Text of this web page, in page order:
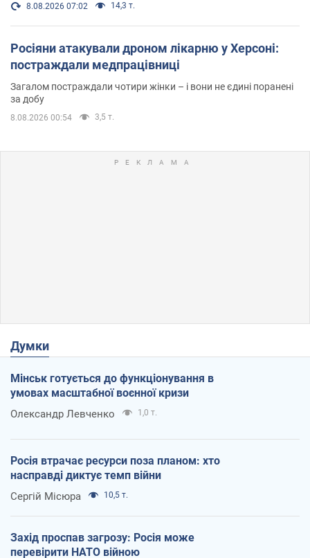
8.08.2026 07:02 14,3 т.
Росіяни атакували дроном лікарню у Херсоні:
постраждали медпрацівниці
Загалом постраждали чотири жінки – і вони не єдині поранені
за добу
8.08.2026 00:54 3,5 т.
Думки
Мінськ готується до функціонування в
умовах масштабної воєнної кризи
Олександр Левченко 1,0 т.
Росія втрачає ресурси поза планом: хто
насправді диктує темп війни
Сергій Місюра 10,5 т.
Захід проспав загрозу: Росія може
перевірити НАТО війною